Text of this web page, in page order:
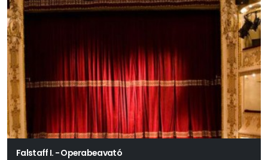
Falstaff I. - Operabeavató